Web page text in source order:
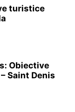
turistice
Obiective
Saint Denis